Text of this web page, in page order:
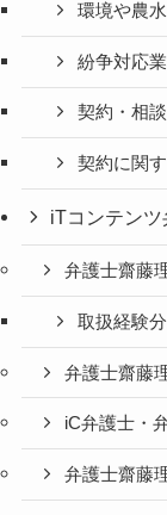
環境や農
紛争対応
契約・相
契約に関
iTコンテン
弁護士齋藤
取扱経験
弁護士齋藤
iC弁護士・
弁護士齋藤